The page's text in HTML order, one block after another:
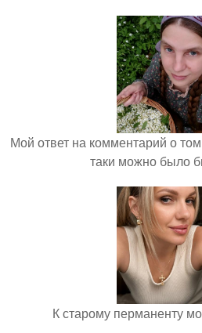
Мой ответ на комментарий о
таки можно было
К старому перманенту